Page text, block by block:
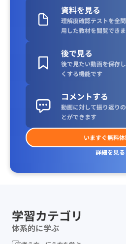
資料を見る
理解度確認テストを全
用した教材を閲覧でき
後で見る
後で見たい動画を保存
くする機能です
コメントする
動画に対して振り返り
とができます
いますぐ無料
詳細を見る
学習カテゴリ
体系的に学ぶ